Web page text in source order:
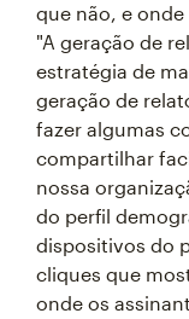
que não, e
"A geração de
estratégia de
geração de
fazer algumas
compartilhar
nossa
do perfil
dispositivos do
cliques que
onde os